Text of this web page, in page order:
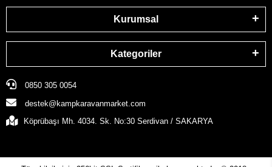
Kurumsal
Kategoriler
0850 305 0054
destek@kampkaravanmarket.com
Köprübaşı Mh. 4034. Sk. No:30 Serdivan / SAKARYA